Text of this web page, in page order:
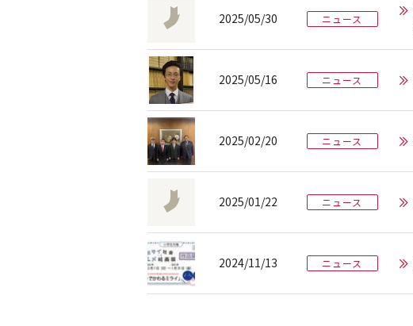
2025/05/30 ニュース
2025/05/16 ニュース
2025/02/20 ニュース
2025/01/22 ニュース
2024/11/13 ニュース